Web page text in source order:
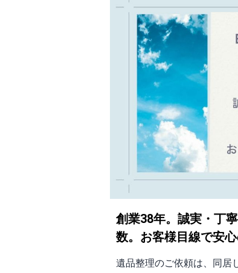
創業38年。誠実・丁
数。お客様目線で安心
遺品整理のご依頼は、同居